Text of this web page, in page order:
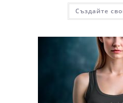
Създайте